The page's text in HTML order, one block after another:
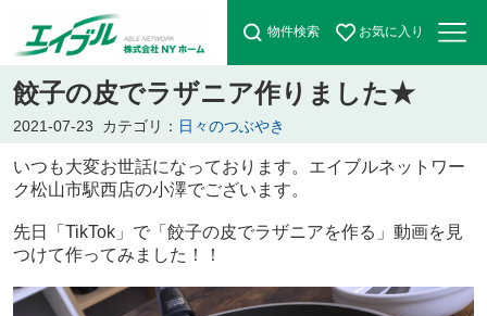
物件検索 お気に入り
餃子の皮でラザニア作りました★
2021-07-23 カテゴリ： 日々のつぶやき
いつも大変お世話になっております。エイブルネットワー
ク松山市駅西店の小澤でございます。
先日「TikTok」で「餃子の皮でラザニアを作る」動画を見
つけて作ってみました！！